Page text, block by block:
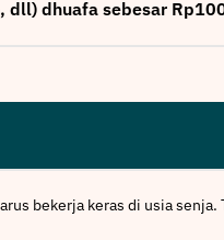
dll) dhuafa sebesar
bekerja keras di usia